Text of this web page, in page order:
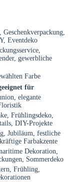
Eventdeko
gewerbliche
Farbe
für
elegante
Frühlingsdeko,
DIY-Projekte
Jubiläum, festliche
Farbakzente
Dekoration,
Sommerdeko
Frühling,